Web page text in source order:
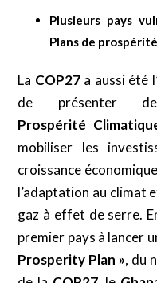
Plusieurs pays
Plans de
La COP27a aussi été
de présenter
Prospérité
mobiliser les
croissance
l’adaptation au climat
gaz à effet de serre.
premier pays à lancer
Prosperity Plan », du